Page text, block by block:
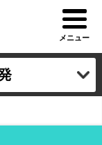
メニュー